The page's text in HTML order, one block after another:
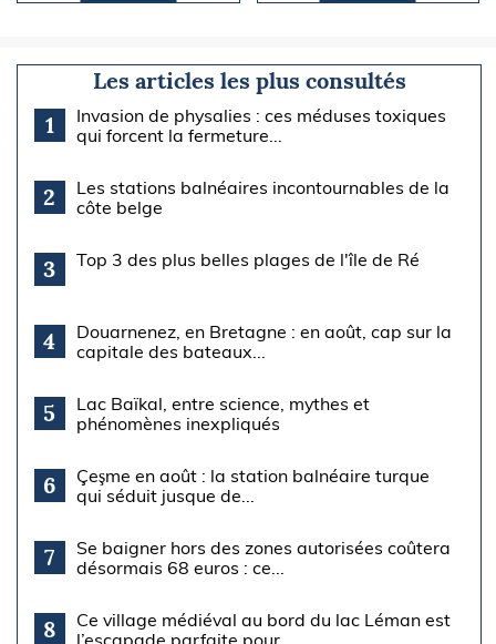
Les articles les plus consultés
1
Invasion de physalies : ces méduses toxiques
qui forcent la fermeture...
2
Les stations balnéaires incontournables de la
côte belge
3 Top 3 des plus belles plages de l'île de Ré
4
Douarnenez, en Bretagne : en août, cap sur la
capitale des bateaux...
5
Lac Baïkal, entre science, mythes et
phénomènes inexpliqués
6
Çeşme en août : la station balnéaire turque
qui séduit jusque de...
7
Se baigner hors des zones autorisées coûtera
désormais 68 euros : ce...
8
Ce village médiéval au bord du lac Léman est